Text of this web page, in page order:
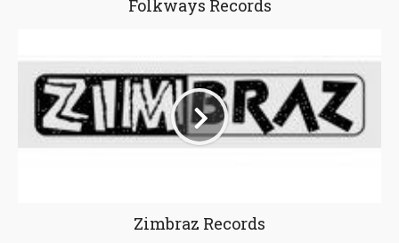
Folkways Records
Zimbraz Records